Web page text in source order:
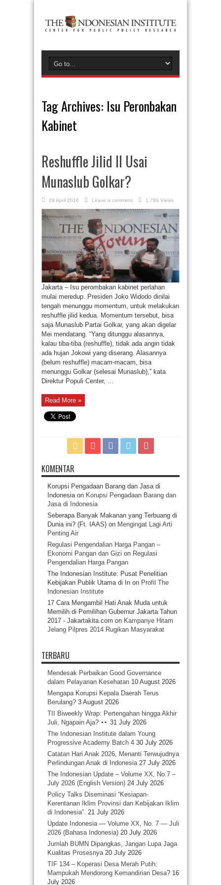
Tag Archives: Isu Peronbakan
Kabinet
Reshuffle Jilid II Usai
Munaslub Golkar?
29 April 2016 Leave a comment 1,788 Views
Jakarta – Isu perombakan kabinet perlahan
mulai meredup. Presiden Joko Widodo dinilai
tengah menunggu momentum, untuk melakukan
reshuffle jilid kedua. Momentum tersebut, bisa
saja Munaslub Partai Golkar, yang akan digelar
Mei mendatang. “Yang ditunggu alasannya,
kalau tiba-tiba (reshuffle), tidak ada angin tidak
ada hujan Jokowi yang diserang. Alasannya
(belum reshuffle) macam-macam, bisa
menunggu Golkar (selesai Munaslub),” kata
Direktur Populi Center, ...
Read More »
KOMENTAR
Korupsi Pengadaan Barang dan Jasa di
Indonesiaon Korupsi Pengadaan Barang dan
Jasa di Indonesia
Seberapa Banyak Makanan yang Terbuang di
Dunia ini? (Ft. IAAS) on Mengingat Lagi Arti
Penting Air
Regulasi Pengendalian Harga Pangan –
Ekonomi Pangan dan Gizi on Regulasi
Pengendalian Harga Pangan
The Indonesian Institute: Pusat Penelitian
Kebijakan Publik Utama di In on Profil The
Indonesian Institute
17 Cara Mengambil Hati Anak Muda untuk
Memilih di Pemilihan Gubernur Jakarta Tahun
2017 - Jakartakita.com on Kampanye Hitam
Jelang Pilpres 2014 Rugikan Masyarakat
TERBARU
Mendesak Perbaikan Good Governance
dalam Pelayanan Kesehatan 10 August 2026
Mengapa Korupsi Kepala Daerah Terus
Berulang? 3 August 2026
TII Biweekly Wrap: Pertengahan hingga Akhir
Juli, Ngapain Aja?
31 July 2026
The Indonesian Institute dalam Young
Progressive Academy Batch 4 30 July 2026
Catatan Hari Anak 2026, Menanti Terwujudnya
Perlindungan Anak di Indonesia 27 July 2026
The Indonesian Update – Volume XX, No.7 –
July 2026 (English Version) 24 July 2026
Policy Talks Diseminasi “Kesiapan-
Kerentanan Iklim Provinsi dan Kebijakan Iklim
di Indonesia”. 21 July 2026
Update Indonesia — Volume XX, No. 7 — Juli
2026 (Bahasa Indonesia) 20 July 2026
Jumlah BUMN Dipangkas, Jangan Lupa Jaga
Kualitas Prosesnya 20 July 2026
TIF 134 – Koperasi Desa Merah Putih:
Mampukah Mendorong Kemandirian Desa? 16
July 2026